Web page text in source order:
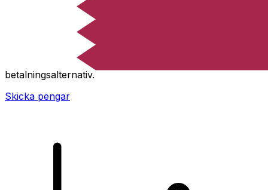
XE Internationella valutaöverföringar
Skicka pengar online snabbt, säkert och enkelt.
Spårning i realtid, notiser och flexibla leverans- och
betalningsalternativ.
Skicka pengar